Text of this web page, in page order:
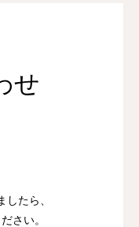
せ
たら、
さい。